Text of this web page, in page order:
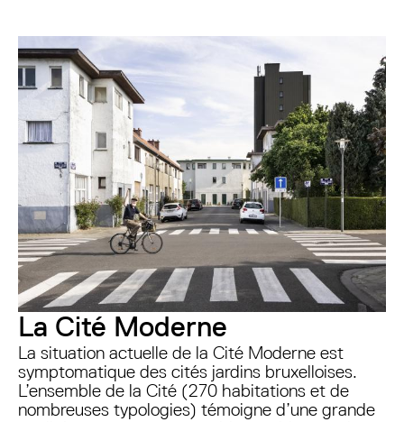
La Cité Moderne
La situation actuelle de la Cité Moderne est
symptomatique des cités jardins bruxelloises.
L’ensemble de la Cité (270 habitations et de
nombreuses typologies) témoigne d’une grande